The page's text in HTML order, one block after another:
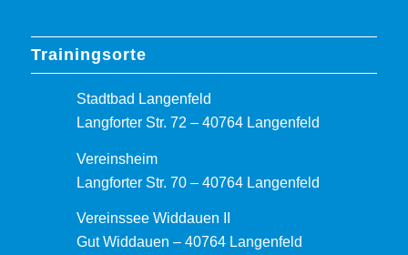
Trainingsorte
Stadtbad Langenfeld
Langforter Str. 72 – 40764 Langenfeld
Vereinsheim
Langforter Str. 70 – 40764 Langenfeld
Vereinssee Widdauen II
Gut Widdauen – 40764 Langenfeld